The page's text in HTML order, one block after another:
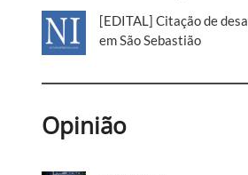
[EDITAL] Citação de
em São Sebastião
Opinião